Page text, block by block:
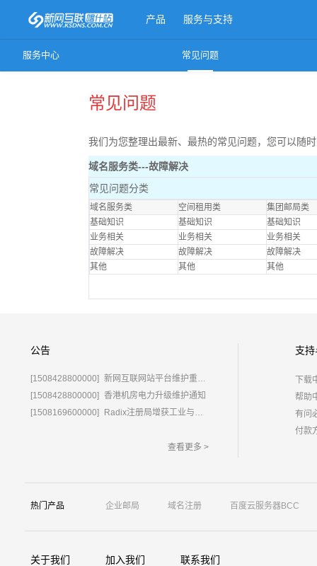
产品 服务与支持
更多产品
服务中心 常见问题
常见问题
我们为您整理出最新、最热的常见问题，您可以随
域名服务类---故障解决
常见问题分类
域名服务类 空间租用类
集团邮局类
基础知识
基础知识
基础知识
业务相关
业务相关
业务相关
故障解决
故障解决
故障解决
其他
其他 其他
公告
[1508428800000] 新网互联网站平台维护重要通知
[1508428800000] 香港机房电力升级维护通知
[1508169600000]
Radix注册局增获工业与信息化部域名运营批复
查看更多 >
支
下载
帮助
有问
付款
热门产品 企业邮局 域名注册 百度云服务器BCC
关于我们 加入我们 联系我们